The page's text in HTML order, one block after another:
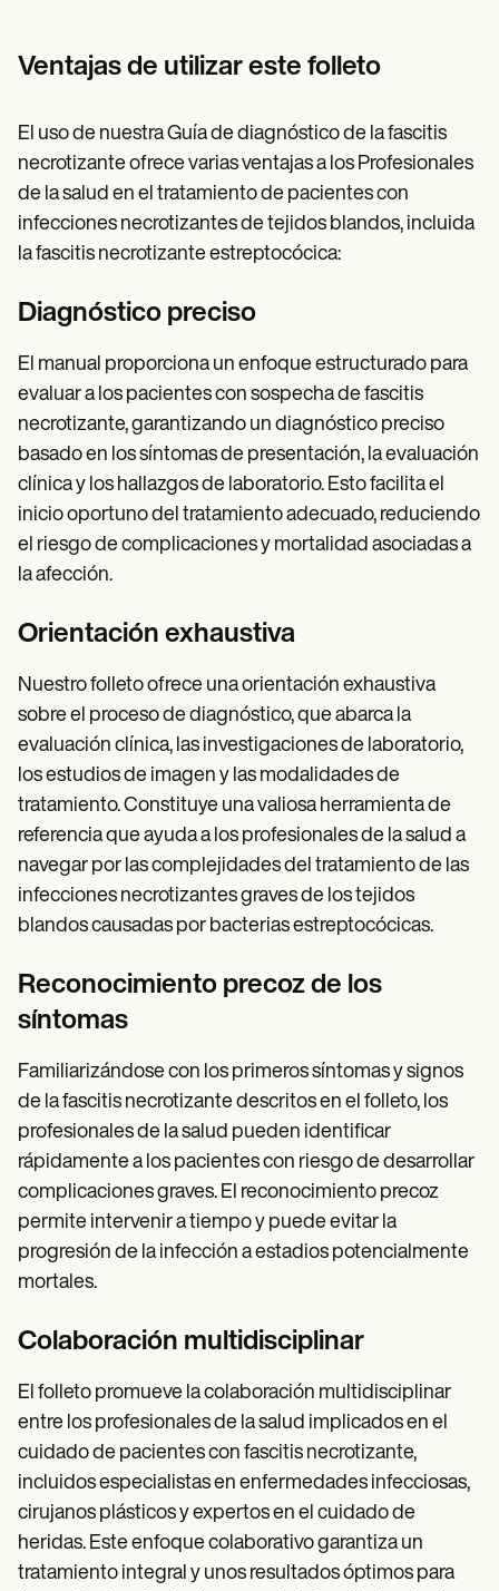
Ventajas de utilizar este folleto
El uso de nuestra Guía de diagnóstico de la fascitis
necrotizante ofrece varias ventajas a los Profesionales
de la salud en el tratamiento de pacientes con
infecciones necrotizantes de tejidos blandos, incluida
la fascitis necrotizante estreptocócica:
Diagnóstico preciso
El manual proporciona un enfoque estructurado para
evaluar a los pacientes con sospecha de fascitis
necrotizante, garantizando un diagnóstico preciso
basado en los síntomas de presentación, la evaluación
clínica y los hallazgos de laboratorio. Esto facilita el
inicio oportuno del tratamiento adecuado, reduciendo
el riesgo de complicaciones y mortalidad asociadas a
la afección.
Orientación exhaustiva
Nuestro folleto ofrece una orientación exhaustiva
sobre el proceso de diagnóstico, que abarca la
evaluación clínica, las investigaciones de laboratorio,
los estudios de imagen y las modalidades de
tratamiento. Constituye una valiosa herramienta de
referencia que ayuda a los profesionales de la salud a
navegar por las complejidades del tratamiento de las
infecciones necrotizantes graves de los tejidos
blandos causadas por bacterias estreptocócicas.
Reconocimiento precoz de los
síntomas
Familiarizándose con los primeros síntomas y signos
de la fascitis necrotizante descritos en el folleto, los
profesionales de la salud pueden identificar
rápidamente a los pacientes con riesgo de desarrollar
complicaciones graves. El reconocimiento precoz
permite intervenir a tiempo y puede evitar la
progresión de la infección a estadios potencialmente
mortales.
Colaboración multidisciplinar
El folleto promueve la colaboración multidisciplinar
entre los profesionales de la salud implicados en el
cuidado de pacientes con fascitis necrotizante,
incluidos especialistas en enfermedades infecciosas,
cirujanos plásticos y expertos en el cuidado de
heridas. Este enfoque colaborativo garantiza un
tratamiento integral y unos resultados óptimos para